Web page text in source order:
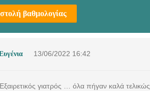
βαθμολογίας
13/06/2022 16:42
Εξαιρετικός γιατρός … όλα πήγαν καλά τελικώς